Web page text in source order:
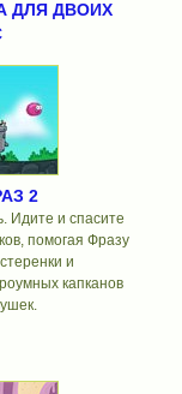
ДЛЯ ДВОИХ
2
Идите и спасите
помогая Фразу
и
капканов